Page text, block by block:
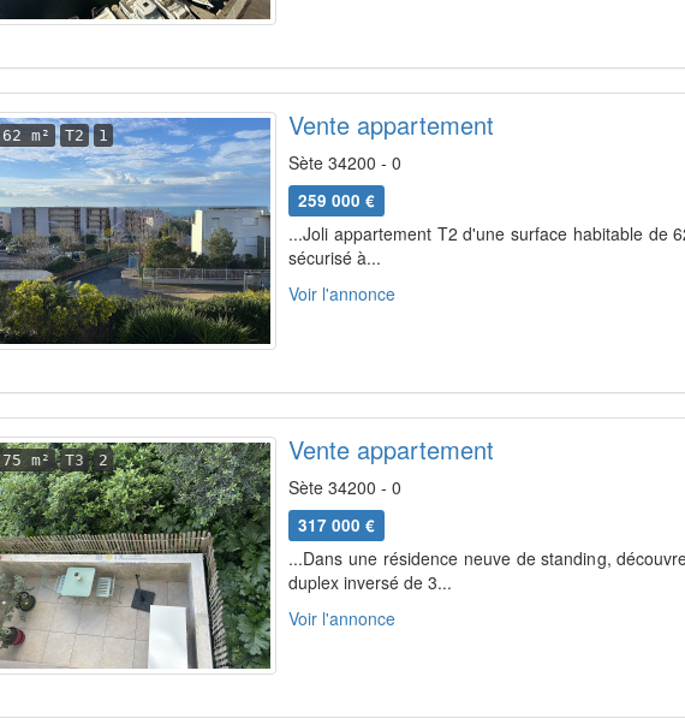
62 m² T2 1 Vente appartement
Sète 34200 - 0
259 000 €
...Joli appartement T2 d'une surface habitable de
sécurisé à...
Voir l'annonce
75 m² T3 2 Vente appartement
Sète 34200 - 0
317 000 €
...Dans une résidence neuve de standing,
duplex inversé de 3...
Voir l'annonce